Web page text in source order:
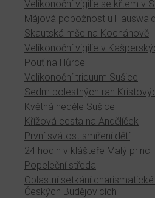
Velikonoční vigilie se křtem v
Májová pobožnost u
Skautská mše na Kochánově
Velikonoční vigilie v
Pouť na Hůrce
Velikonoční triduum Sušice
Sedm bolestných ran
Květná neděle Sušice
Křížová cesta na Andělíček
První svátost smíření dětí
24 hodin v klášteře Malý princ
Popeleční středa
Oblastní setkání
Českých Budějovicích